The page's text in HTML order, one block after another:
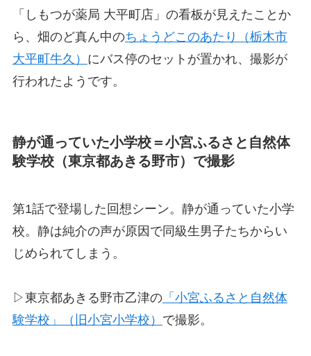
「しもつが薬局 大平町店」の看板が見えたことか
ら、畑のど真ん中のちょうどこのあたり（栃木市
大平町牛久） にバス停のセットが置かれ、撮影が
行われたようです。
静が通っていた小学校＝小宮ふるさと自然体
験学校（東京都あきる野市）で撮影
第1話で登場した回想シーン。静が通っていた小学
校。静は純介の声が原因で同級生男子たちからい
じめられてしまう。
▷東京都あきる野市乙津の「小宮ふるさと自然体
験学校」（旧小宮小学校） で撮影。